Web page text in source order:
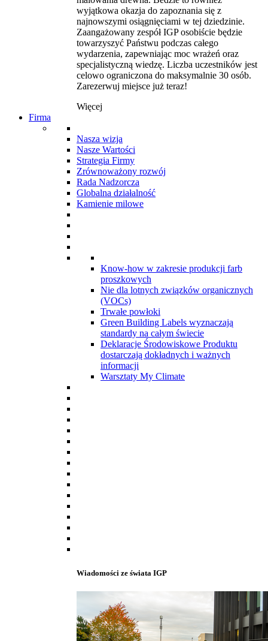
wyjątkowa okazja do zapoznania się z
najnowszymi osiągnięciami w tej dziedzinie.
Zaangażowany zespół IGP osobiście będzie
towarzyszyć Państwu podczas całego
wydarzenia, zapewniając moc wrażeń oraz
specjalistyczną wiedzę. Liczba uczestników jest
celowo ograniczona do maksymalnie 30 osób.
Zarezerwuj miejsce już teraz!
Więcej
Firma
Nasza wizja
Nasze Wartości
Strategia Firmy
Zrównoważony rozwój
Rada Nadzorcza
Globalna działalność
Kamienie milowe
Know-how w zakresie produkcji farb
proszkowych
Nie dla lotnych związków organicznych
(VOCs)
Trwałe powłoki
Green Building Labels wyznaczają
standardy na całym świecie
Deklaracje Środowiskowe Produktu
dostarczają dokładnych i ważnych
informacji
Warsztaty My Climate
Wiadomości ze świata IGP